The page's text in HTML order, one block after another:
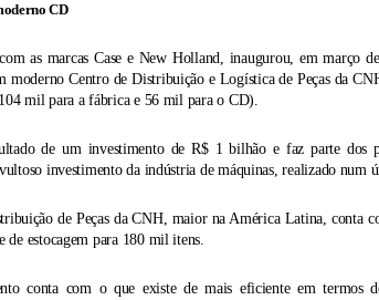
CD
as marcas Case e New Holland, inaugurou, em março
moderno Centro de Distribuição e Logística de Peças da
mil para a fábrica e 56 mil para o CD).
de um investimento de R$ 1 bilhão e faz parte dos
investimento da indústria de máquinas, realizado num
de Peças da CNH, maior na América Latina, conta
de estocagem para 180 mil itens.
conta com o que existe de mais eficiente em termos